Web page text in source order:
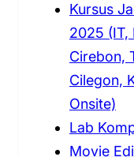
Kursus
2025 (IT,
Cirebon,
Cilegon,
Onsite)
Lab
Movie